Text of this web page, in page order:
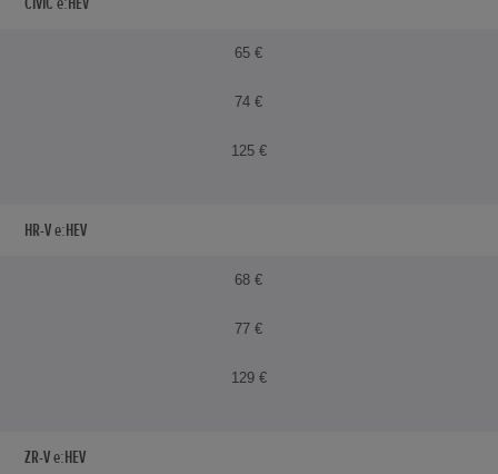
65 €
74 €
125 €
HR-V e:HEV
68 €
77 €
129 €
ZR-V e:HEV